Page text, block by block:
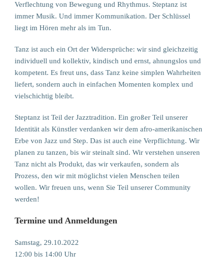
Verflechtung von Bewegung und Rhythmus. Steptanz ist
immer Musik. Und immer Kommunikation. Der Schlüssel
liegt im Hören mehr als im Tun.
Tanz ist auch ein Ort der Widersprüche: wir sind gleichzeitig
individuell und kollektiv, kindisch und ernst, ahnungslos und
kompetent. Es freut uns, dass Tanz keine simplen Wahrheiten
liefert, sondern auch in einfachen Momenten komplex und
vielschichtig bleibt.
Steptanz ist Teil der Jazztradition. Ein großer Teil unserer
Identität als Künstler verdanken wir dem afro-amerikanischen
Erbe von Jazz und Step. Das ist auch eine Verpflichtung. Wir
planen zu tanzen, bis wir steinalt sind. Wir verstehen unseren
Tanz nicht als Produkt, das wir verkaufen, sondern als
Prozess, den wir mit möglichst vielen Menschen teilen
wollen. Wir freuen uns, wenn Sie Teil unserer Community
werden!
Termine und Anmeldungen
Samstag, 29.10.2022
12:00 bis 14:00 Uhr